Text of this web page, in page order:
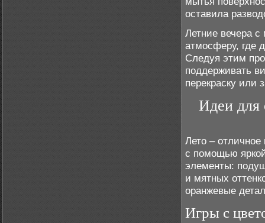
оставила
Летние вечера
атмосферу, где
Следуя этим
поддерживать
перекраску или
Идеи для
Лето –
с помощью
элементы:
и мятных
оранжевые
Игры с